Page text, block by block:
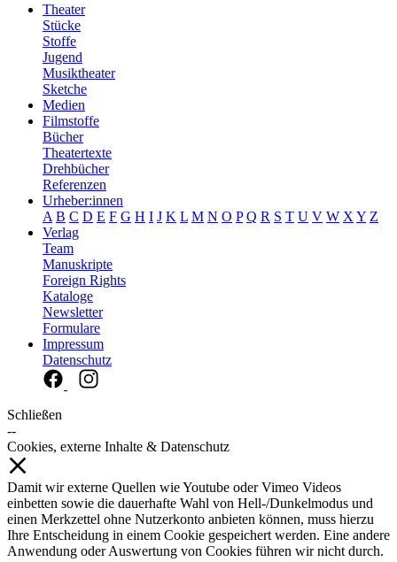
Theater
Stücke
Stoffe
Jugend
Musiktheater
Sketche
Medien
Filmstoffe
Bücher
Theatertexte
Drehbücher
Referenzen
Urheber:innen
A B C D E F G H I J K L M N O P Q R S T U V W X Y Z
Verlag
Team
Manuskripte
Foreign Rights
Kataloge
Newsletter
Formulare
Impressum
Datenschutz
Schließen
--
Cookies, externe Inhalte & Datenschutz
Damit wir externe Quellen wie Youtube oder Vimeo Videos
einbetten sowie die dauerhafte Wahl von Hell-/Dunkelmodus und
einen Merkzettel ohne Nutzerkonto anbieten können, muss hierzu
Ihre Entscheidung in einem Cookie gespeichert werden. Eine andere
Anwendung oder Auswertung von Cookies führen wir nicht durch.